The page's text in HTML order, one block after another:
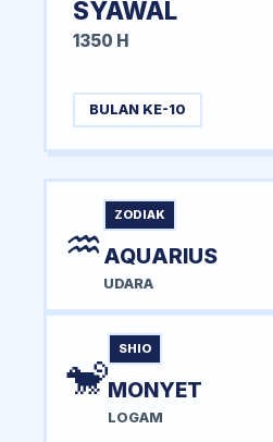
SYAWAL
1350 H
BULAN KE-10
♒
ZODIAK
AQUARIUS
UDARA
🐒
SHIO
MONYET
LOGAM